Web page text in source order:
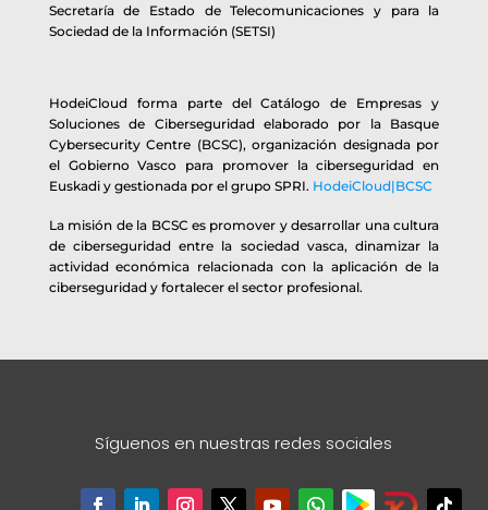
Secretaría de Estado de Telecomunicaciones y para la
Sociedad de la Información (SETSI)
HodeiCloud forma parte del Catálogo de Empresas y
Soluciones de Ciberseguridad elaborado por la Basque
Cybersecurity Centre (BCSC), organización designada por
el Gobierno Vasco para promover la ciberseguridad en
Euskadi y gestionada por el grupo SPRI. HodeiCloud|BCSC
La misión de la BCSC es promover y desarrollar una cultura
de ciberseguridad entre la sociedad vasca, dinamizar la
actividad económica relacionada con la aplicación de la
ciberseguridad y fortalecer el sector profesional.
Síguenos en nuestras redes sociales